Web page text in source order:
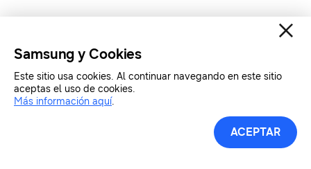
Samsung y Cookies
Este sitio usa cookies. Al continuar navegando en este sitio
aceptas el uso de cookies.
Más información aquí.
ACEPTAR